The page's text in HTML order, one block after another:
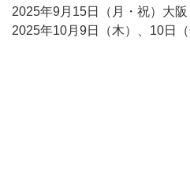
2025年9月15日（月・祝）大
2025年10月9日（木）、10日